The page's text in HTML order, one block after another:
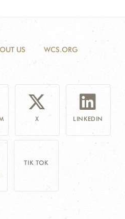
US WCS.ORG
X LINKEDIN
TIK TOK